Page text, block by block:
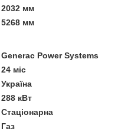
2032 мм
5268 мм
Generac Power Systems
24 міс
Україна
288 кВт
Стаціонарна
Газ